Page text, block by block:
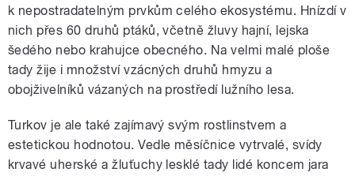
k nepostradatelným prvkům celého ekosystému. Hnízdí v
nich přes 60 druhů ptáků, včetně žluvy hajní, lejska
šedého nebo krahujce obecného. Na velmi malé ploše
tady žije i množství vzácných druhů hmyzu a
obojživelníků vázaných na prostředí lužního lesa.
Turkov je ale také zajímavý svým rostlinstvem a
estetickou hodnotou. Vedle měsíčnice vytrvalé, svídy
krvavé uherské a žluťuchy lesklé tady lidé koncem jara